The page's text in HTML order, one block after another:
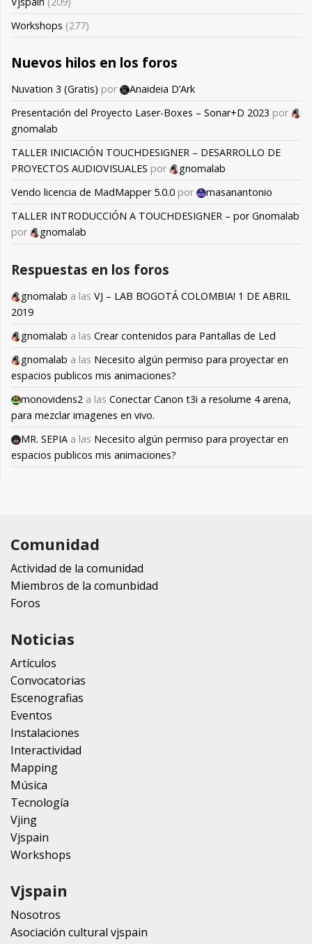
Workshops (277)
Nuevos hilos en los foros
Nuvation 3 (Gratis) por
Anaideia D’Ark
Presentación del Proyecto Laser-Boxes – Sonar+D 2023 por
gnomalab
TALLER INICIACIÓN TOUCHDESIGNER – DESARROLLO DE
PROYECTOS AUDIOVISUALES por
gnomalab
Vendo licencia de MadMapper 5.0.0 por
masanantonio
TALLER INTRODUCCIÓN A TOUCHDESIGNER – por Gnomalab
por
gnomalab
Respuestas en los foros
gnomalab a las VJ – LAB BOGOTÁ COLOMBIA! 1 DE ABRIL
2019
gnomalab a las Crear contenidos para Pantallas de Led
gnomalab a las Necesito algún permiso para proyectar en
espacios publicos mis animaciones?
monovidens2 a las Conectar Canon t3i a resolume 4 arena,
para mezclar imagenes en vivo.
MR. SEPIA a las Necesito algún permiso para proyectar en
espacios publicos mis animaciones?
Comunidad
Actividad de la comunidad
Miembros de la comunbidad
Foros
Noticias
Artículos
Convocatorias
Escenografias
Eventos
Instalaciones
Interactividad
Mapping
Música
Tecnología
Vjing
Vjspain
Workshops
Vjspain
Nosotros
Asociación cultural vjspain